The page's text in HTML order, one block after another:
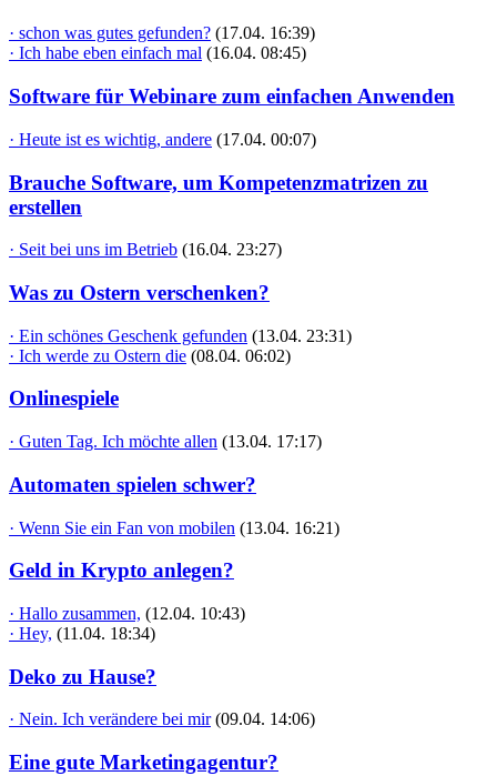
· schon was gutes gefunden? (17.04. 16:39)
· Ich habe eben einfach mal (16.04. 08:45)
Software für Webinare zum einfachen Anwenden
· Heute ist es wichtig, andere (17.04. 00:07)
Brauche Software, um Kompetenzmatrizen zu
erstellen
· Seit bei uns im Betrieb (16.04. 23:27)
Was zu Ostern verschenken?
· Ein schönes Geschenk gefunden (13.04. 23:31)
· Ich werde zu Ostern die (08.04. 06:02)
Onlinespiele
· Guten Tag. Ich möchte allen (13.04. 17:17)
Automaten spielen schwer?
· Wenn Sie ein Fan von mobilen (13.04. 16:21)
Geld in Krypto anlegen?
· Hallo zusammen, (12.04. 10:43)
· Hey, (11.04. 18:34)
Deko zu Hause?
· Nein. Ich verändere bei mir (09.04. 14:06)
Eine gute Marketingagentur?